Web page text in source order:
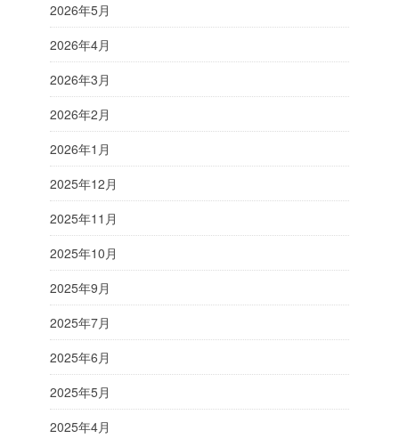
2026年5月
2026年4月
2026年3月
2026年2月
2026年1月
2025年12月
2025年11月
2025年10月
2025年9月
2025年7月
2025年6月
2025年5月
2025年4月